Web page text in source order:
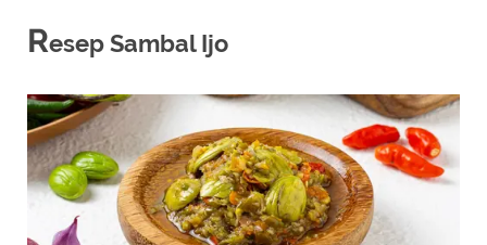
Resep Sambal Ijo